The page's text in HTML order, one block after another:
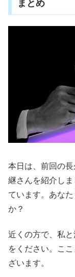
まとめ
本日は、前回の
継さんを紹介し
ています。あな
か？
近くの方で、私
をください。こ
ざいます。